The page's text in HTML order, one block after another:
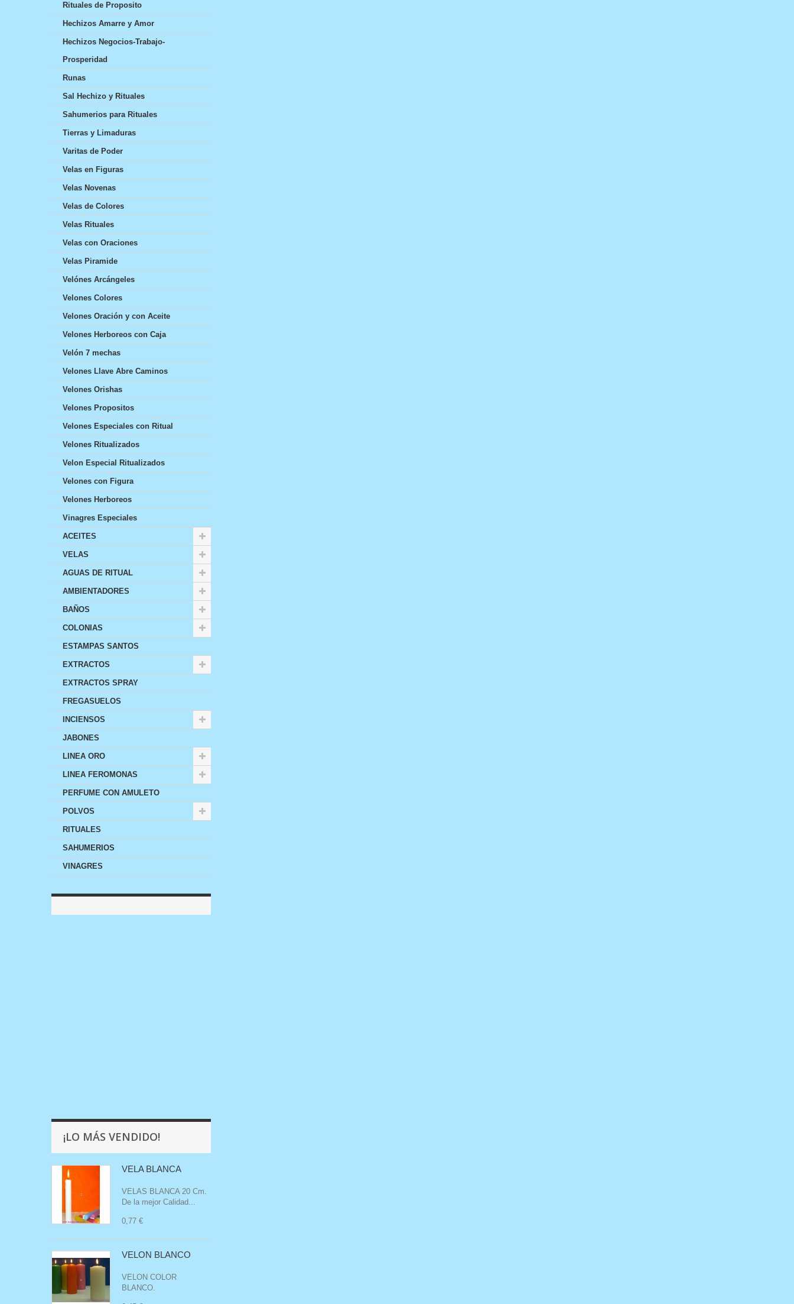
Rituales de Proposito
Hechizos Amarre y Amor
Hechizos Negocios-Trabajo-
Prosperidad
Runas
Sal Hechizo y Rituales
Sahumerios para Rituales
Tierras y Limaduras
Varitas de Poder
Velas en Figuras
Velas Novenas
Velas de Colores
Velas Rituales
Velas con Oraciones
Velas Piramide
Velónes Arcángeles
Velones Colores
Velones Oración y con Aceite
Velones Herboreos con Caja
Velón 7 mechas
Velones Llave Abre Caminos
Velones Orishas
Velones Propositos
Velones Especiales con Ritual
Velones Ritualizados
Velon Especial Ritualizados
Velones con Figura
Velones Herboreos
Vinagres Especiales
ACEITES
VELAS
AGUAS DE RITUAL
AMBIENTADORES
BAÑOS
COLONIAS
ESTAMPAS SANTOS
EXTRACTOS
EXTRACTOS SPRAY
FREGASUELOS
INCIENSOS
JABONES
LINEA ORO
LINEA FEROMONAS
PERFUME CON AMULETO
POLVOS
RITUALES
SAHUMERIOS
VINAGRES
¡LO MÁS VENDIDO!
VELA BLANCA
VELAS BLANCA 20 Cm.
De la mejor Calidad...
0,77 €
VELON BLANCO
VELON COLOR
BLANCO .